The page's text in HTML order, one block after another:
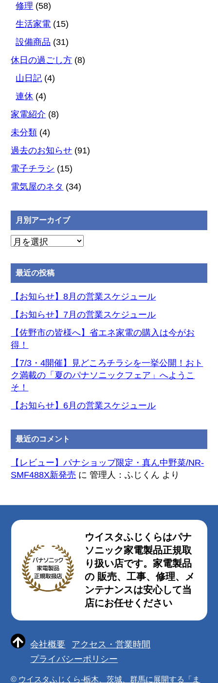
修理 (58)
生活家電 (15)
設備商品 (31)
休日の過ごし方 (8)
山日記 (4)
連休 (4)
家電紹介 (8)
未分類 (4)
過去のお知らせ (91)
電子チラシ (15)
電気屋のネタ (34)
月別アーカイブ
月
ア
カ
ブ
最近の投稿
【お知らせ】8月の営業スケジュール
【お知らせ】7月の営業スケジュール
【佐野市の皆様へ】省エネ家電の購入は今がお
得！
【7/3・4開催】見どころチラシを一挙公開！おト
ク満載の「夏のパナソニックフェア」へようこ
そ！
【お知らせ】6月の営業スケジュール
最近のコメント
【レビュー】パナショップ限定・真ん中野菜/NR-
SMF488X新発売 に管理人：ふじくん より
ウイスタふじくらはパナ
ソニック家電製品正規取
り扱い店です。家電製品
の 販売、工事、修理、メ
ンテナンスは安心して当
店にお任せください
会社概要
アクセス・営業時間
プライバシーポリシー
© ウイスタふじくら-栃木、茨城、群馬に展開する「ま